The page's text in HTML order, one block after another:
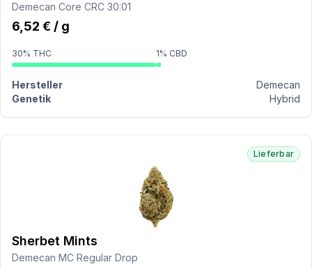
Demecan Core CRC 30:01
6,52 € / g
30% THC 1% CBD
Hersteller
Demecan
Genetik
Hybrid
Lieferbar
Sherbet Mints
Demecan MC Regular Drop